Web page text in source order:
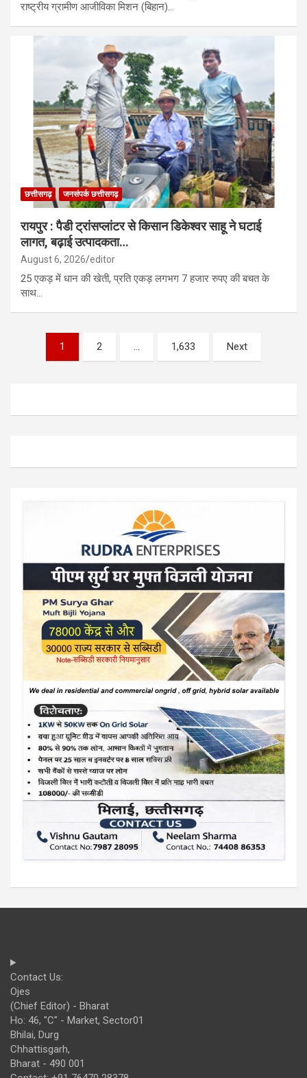
राष्ट्रीय ग्रामीण आजीविका मिशन (बिहान)…
छत्तीसगढ़ जनसंपर्क छत्तीसगढ़
रायपुर : पैडी ट्रांसप्लांटर से किसान डिकेश्वर साहू ने घटाई
लागत, बढ़ाई उत्पादकता…
August 6, 2026 editor
25 एकड़ में धान की खेती, प्रति एकड़ लगभग 7 हजार रुपए की बचत के
साथ…
pagination
1 2 … 1,633 Next
Contact Us:
Ojes
(Chief Editor) - Bharat
Ho: 46, "C" - Market, Sector01
Bhilai, Durg
Chhattisgarh,
Bharat - 490 001